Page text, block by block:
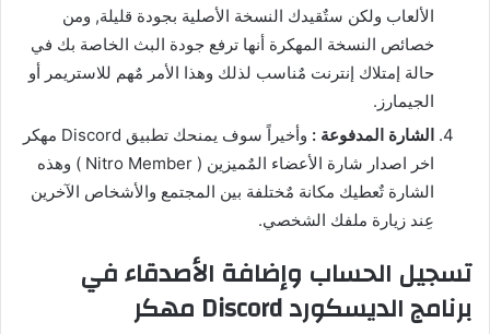
الألعاب ولكن ستٌقيدك النسخة الأصلية بجودة قليلة, ومن
خصائص النسخة المهكرة أنها ترفع جودة البث الخاصة بك في
حالة إمتلاك إنترنت مٌناسب لذلك وهذا الأمر مٌهم للاستريمر أو
الجيمارز.
الشارة المدفوعة :
وأخيراً سوف يمنحك تطبيق Discord مهكر
اخر اصدار شارة الأعضاء المٌميزين ( Nitro Member ) وهذه
الشارة تٌعطيك مكانة مٌختلفة بين المجتمع والأشخاص الآخرين
عِند زيارة ملفك الشخصي.
تسجيل الحساب وإضافة الأصدقاء في
برنامج الديسكورد Discord مهكر